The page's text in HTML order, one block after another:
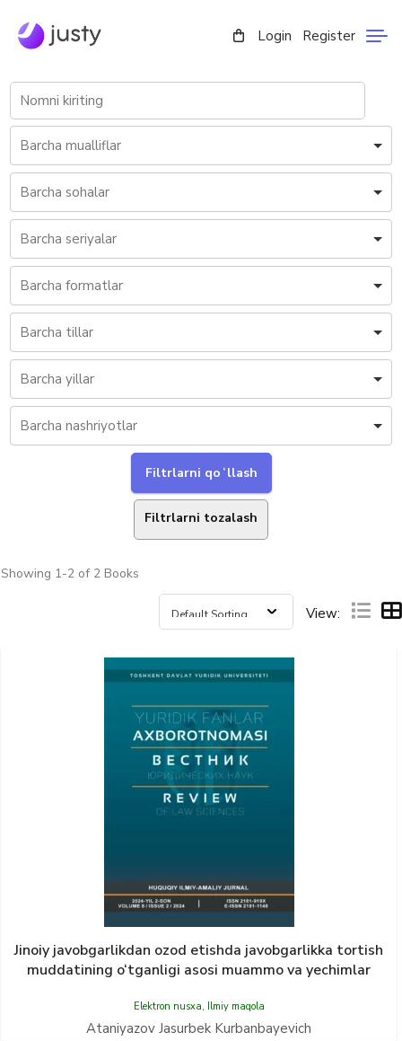
Login Register
Filtrlarni tozalash
Showing 1-2 of 2 Books
View:
Jinoiy javobgarlikdan ozod etishda javobgarlikka tortish
muddatining o‘tganligi asosi muammo va yechimlar
Elektron nusxa, Ilmiy maqola
Ataniyazov Jasurbek Kurbanbayevich